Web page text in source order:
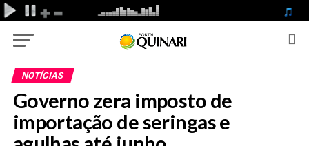
NOTÍCIAS
Governo zera imposto de
importação de seringas e